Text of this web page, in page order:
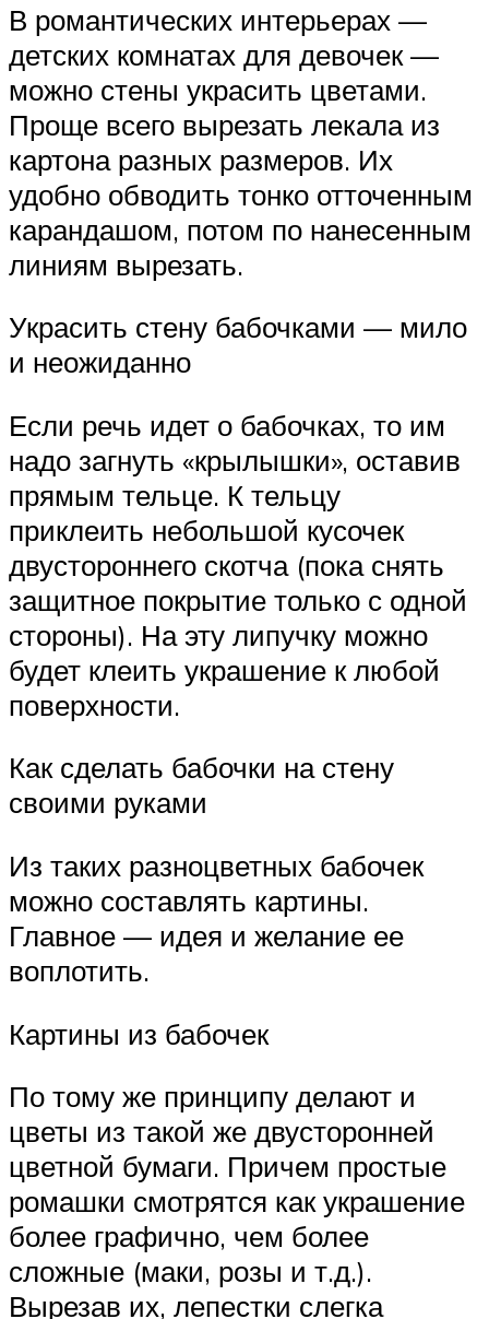
В романтических интерьерах —
детских комнатах для девочек —
можно стены украсить цветами.
Проще всего вырезать лекала из
картона разных размеров. Их
удобно обводить тонко отточенным
карандашом, потом по нанесенным
линиям вырезать.
Украсить стену бабочками — мило
и неожиданно
Если речь идет о бабочках, то им
надо загнуть «крылышки», оставив
прямым тельце. К тельцу
приклеить небольшой кусочек
двустороннего скотча (пока снять
защитное покрытие только с одной
стороны). На эту липучку можно
будет клеить украшение к любой
поверхности.
Как сделать бабочки на стену
своими руками
Из таких разноцветных бабочек
можно составлять картины.
Главное — идея и желание ее
воплотить.
Картины из бабочек
По тому же принципу делают и
цветы из такой же двусторонней
цветной бумаги. Причем простые
ромашки смотрятся как украшение
более графично, чем более
сложные (маки, розы и т.д.).
Вырезав их, лепестки слегка